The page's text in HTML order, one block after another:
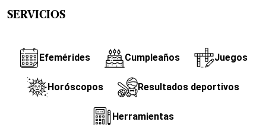
SERVICIOS
Efemérides Cumpleaños Juegos
Horóscopos Resultados deportivos
Herramientas